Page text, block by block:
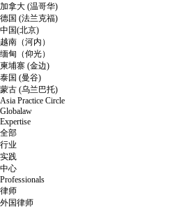
加拿大 (温哥华)
德国 (法兰克福)
中国(北京)
越南（河内）
缅甸（仰光）
柬埔寨 (金边)
泰国 (曼谷)
蒙古 (乌兰巴托)
Asia Practice Circle
Globalaw
Expertise
全部
行业
实践
中心
Professionals
律师
外国律师